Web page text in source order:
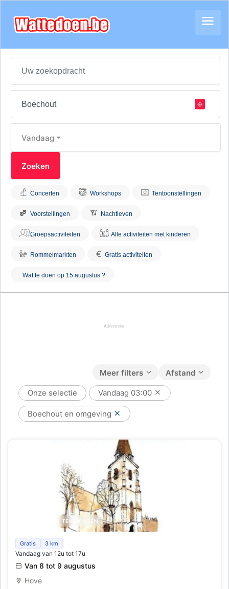
Vandaag
Concerten Workshops Tentoonstellingen
Voorstellingen Nachtleven
Groepsactiviteiten Alle activiteiten met kinderen
Rommelmarkten € Gratis activiteiten
Wat te doen op 15 augustus ?
Afstand
Meer filters
Onze selectie Vandaag 03:00
Boechout en omgeving
SCHILDERIJEN, TEKENINGEN
Kunst in de kerk
Gratis 3 km
Vandaag van 12u tot 17u
Van 8 tot 9 augustus
Hove